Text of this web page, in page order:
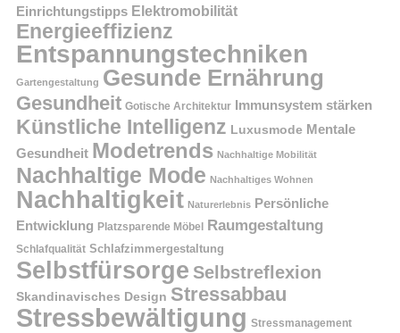
Einrichtungstipps Elektromobilität
Energieeffizienz
Entspannungstechniken
Gartengestaltung Gesunde Ernährung
Gesundheit Gotische Architektur Immunsystem stärken
Künstliche Intelligenz Luxusmode Mentale
Gesundheit Modetrends Nachhaltige Mobilität
Nachhaltige Mode Nachhaltiges Wohnen
Nachhaltigkeit Naturerlebnis Persönliche
Entwicklung Platzsparende Möbel Raumgestaltung
Schlafqualität Schlafzimmergestaltung
Selbstfürsorge Selbstreflexion
Skandinavisches Design Stressabbau
Stressbewältigung Stressmanagement